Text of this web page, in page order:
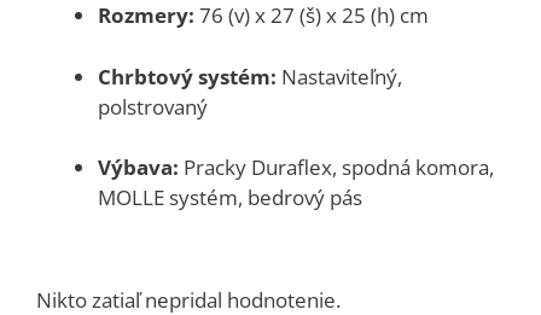
Rozmery: 76 (v) x 27 (š) x 25 (h) cm
Chrbtový systém: Nastaviteľný,
polstrovaný
Výbava: Pracky Duraflex, spodná komora,
MOLLE systém, bedrový pás
Nikto zatiaľ nepridal hodnotenie.